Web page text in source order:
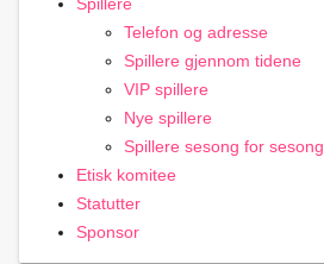
Telefon og adresse
Spillere gjennom tidene
VIP spillere
Nye spillere
Spillere sesong for sesong
Etisk komitee
Statutter
Sponsor